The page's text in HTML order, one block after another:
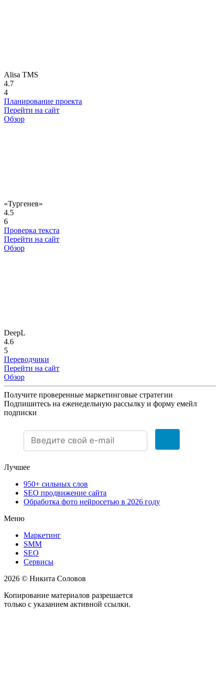
Alisa TMS
4.7
4
Планирование проекта
Перейти на сайт
Обзор
«Тургенев»
4.5
6
Проверка текста
Перейти на сайт
Обзор
DeepL
4.6
5
Переводчики
Перейти на сайт
Обзор
Получите проверенные маркетинговые стратегии
Подпишитесь на еженедельную рассылку и форму емейл
подписки
Лучшее
950+ сильных слов
SEO продвижение сайта
Обработка фото нейросетью в 2026 году
Меню
Маркетинг
SMM
SEO
Сервисы
2026 © Никита Соловов
Копирование материалов разрешается
только с указанием активной ссылки.